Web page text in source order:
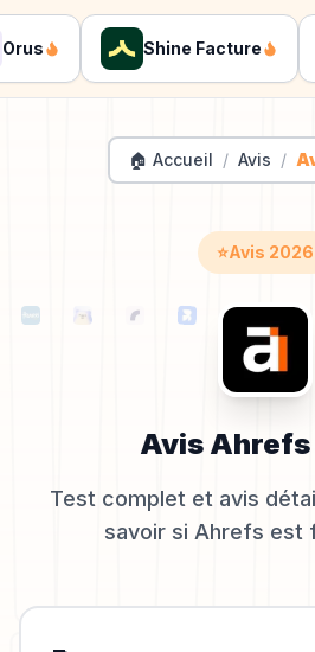
Shine Facture
🏠 Accueil / Avis /
⭐Avis 2026
Avis Ahrefs
Test complet et avis
savoir si Ahrefs est